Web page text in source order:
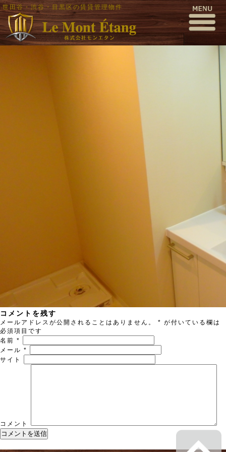
世田谷・渋谷・目黒区の賃貸管理物件
P2050012
公開日時: 2017年2月5日1000 × 563 (P2050012
← 前へ 次へ →
コメントを残す
メールアドレスが公開されることはありません。 * が付いている欄は
必須項目です
名前 *
メール *
サイト
コメント